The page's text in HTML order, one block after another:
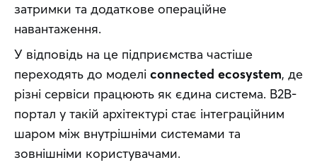
затримки та додаткове операційне
навантаження.
У відповідь на це підприємства частіше
переходять до моделі connected ecosystem, де
різні сервіси працюють як єдина система. B2B-
портал у такій архітектурі стає інтеграційним
шаром між внутрішніми системами та
зовнішніми користувачами.